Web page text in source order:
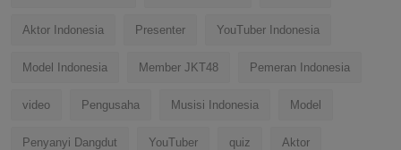
Aktor Indonesia Presenter YouTuber Indonesia
Model Indonesia Member JKT48 Pemeran Indonesia
video Pengusaha Musisi Indonesia Model
Penyanyi Dangdut YouTuber quiz Aktor